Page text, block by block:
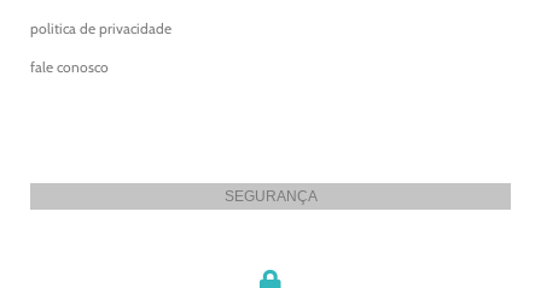
politica de privacidade
fale conosco
SEGURANÇA